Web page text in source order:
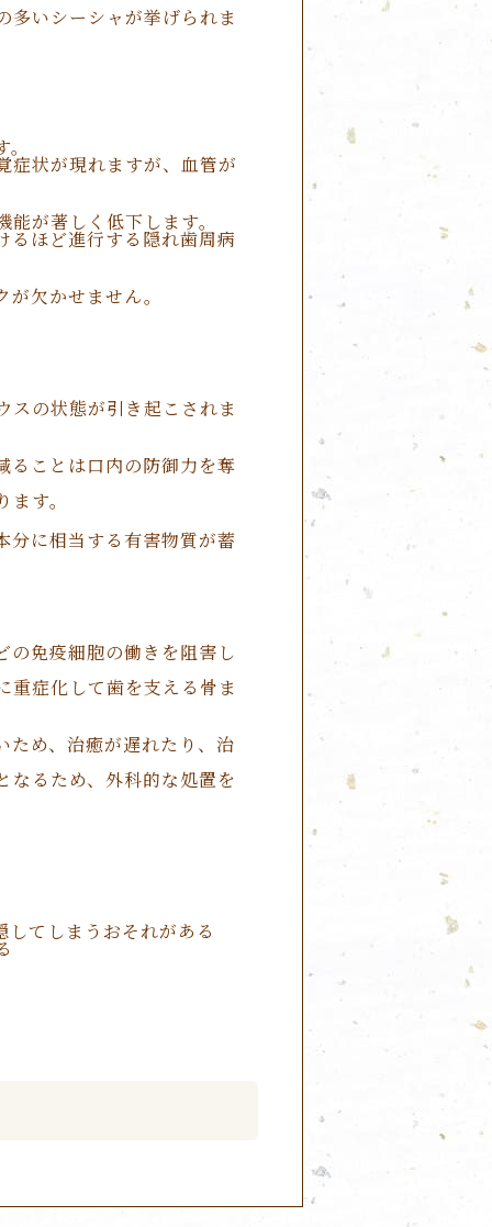
多いシーシャが挙げられま
症状が現れますが、血管が
が著しく低下します。
るほど進行する隠れ歯周病
欠かせません。
スの状態が引き起こされま
ることは口内の防御力を奪
す。
分に相当する有害物質が蓄
の免疫細胞の働きを阻害し
重症化して歯を支える骨ま
ため、治癒が遅れたり、治
なるため、外科的な処置を
てしまうおそれがある